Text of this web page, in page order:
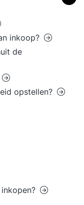
inkoop?
de
opstellen?